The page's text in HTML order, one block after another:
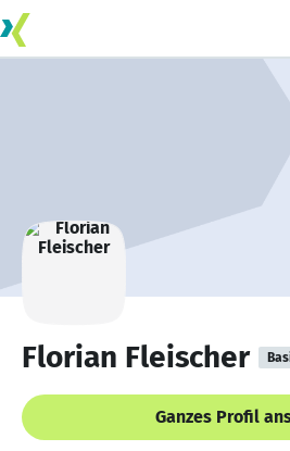
Florian Fleischer
Ganzes Profil